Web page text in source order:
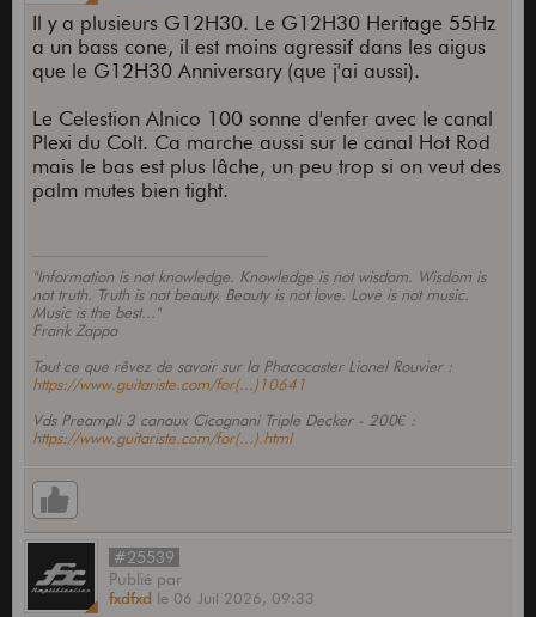
Il y a plusieurs G12H30. Le G12H30 Heritage 55Hz
a un bass cone, il est moins agressif dans les aigus
que le G12H30 Anniversary (que j'ai aussi).
Le Celestion Alnico 100 sonne d'enfer avec le canal
Plexi du Colt. Ca marche aussi sur le canal Hot Rod
mais le bas est plus lâche, un peu trop si on veut des
palm mutes bien tight.
"Information is not knowledge. Knowledge is not wisdom. Wisdom is
not truth. Truth is not beauty. Beauty is not love. Love is not music.
Music is the best..."
Frank Zappa
Tout ce que rêvez de savoir sur la Phacocaster Lionel Rouvier :
https://www.guitariste.com/for(...)10641
Vds Preampli 3 canaux Cicognani Triple Decker - 200€ :
https://www.guitariste.com/for(...).html
#25539
Publié par
fxdfxd le 06 Juil 2026, 09:33